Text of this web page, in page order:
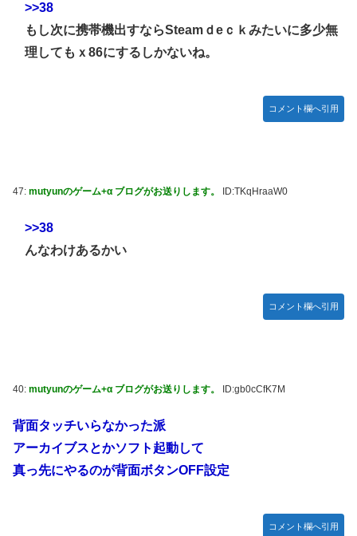
>>38
もし次に携帯機出すならSteamｄeｃｋみたいに多少無
理してもｘ86にするしかないね。
コメント欄へ引用
47: mutyunのゲーム+α ブログがお送りします。 ID:TKqHraaW0
>>38
んなわけあるかい
コメント欄へ引用
40: mutyunのゲーム+α ブログがお送りします。 ID:gb0cCfK7M
背面タッチいらなかった派
アーカイブスとかソフト起動して
真っ先にやるのが背面ボタンOFF設定
コメント欄へ引用